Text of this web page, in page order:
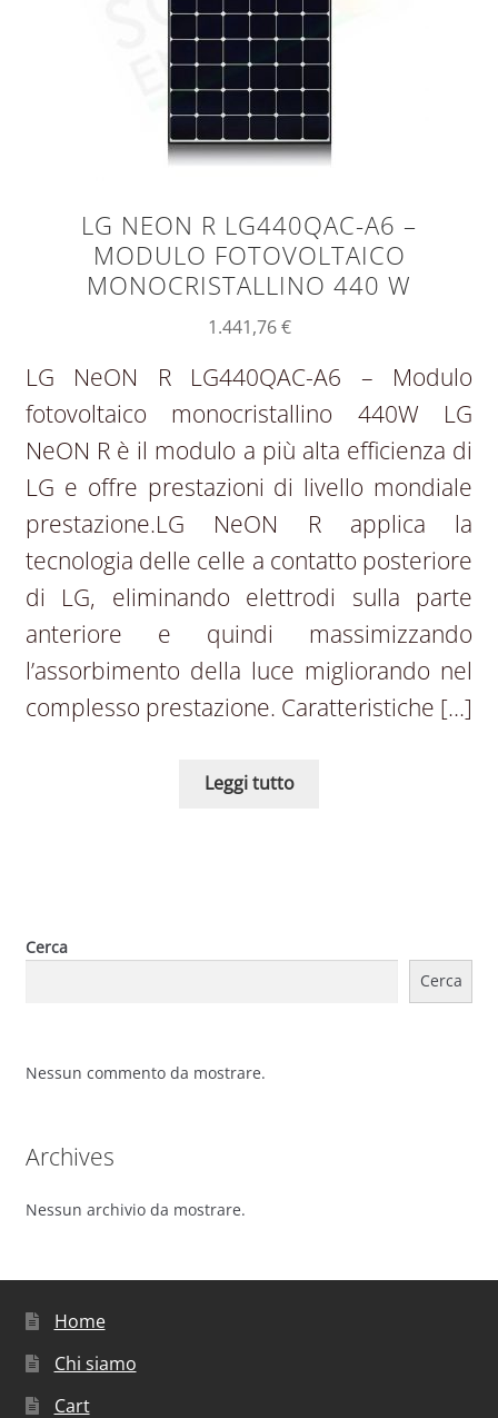
LG NEON R LG440QAC-A6 –
MODULO FOTOVOLTAICO
MONOCRISTALLINO 440 W
1.441,76€
LG NeON R LG440QAC-A6 – Modulo
fotovoltaico monocristallino 440W LG
NeON R è il modulo a più alta efficienza di
LG e offre prestazioni di livello mondiale
prestazione.LG NeON R applica la
tecnologia delle celle a contatto posteriore
di LG, eliminando elettrodi sulla parte
anteriore e quindi massimizzando
l’assorbimento della luce migliorando nel
complesso prestazione. Caratteristiche […]
Leggi tutto
Cerca
Cerca
Nessun commento da mostrare.
Archives
Nessun archivio da mostrare.
Home
Chi siamo
Cart